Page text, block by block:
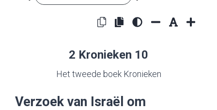
2 Kronieken 10
Het tweede boek Kronieken
Verzoek van Israël om